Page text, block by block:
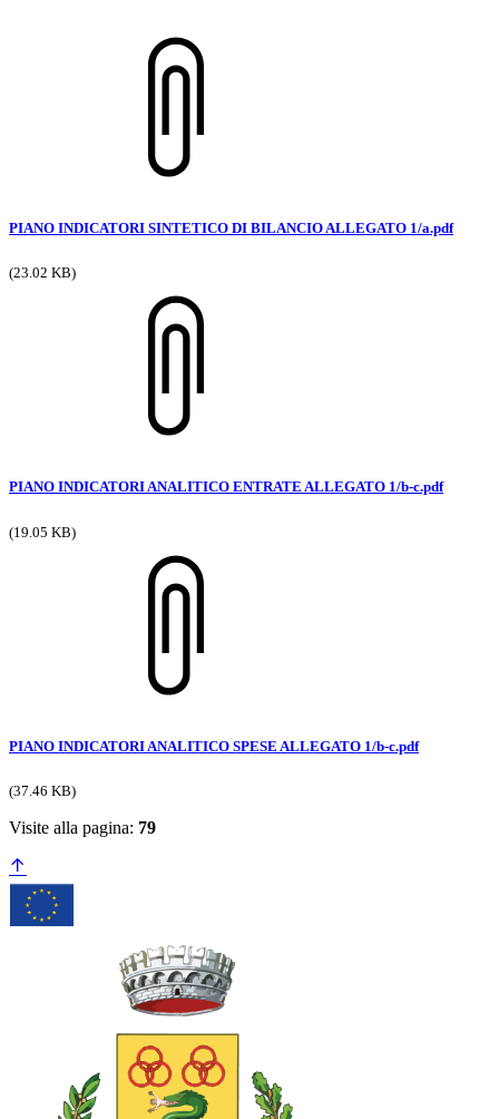
PIANO INDICATORI SINTETICO DI BILANCIO ALLEGATO 1/a.pdf
(23.02 KB)
PIANO INDICATORI ANALITICO ENTRATE ALLEGATO 1/b-c.pdf
(19.05 KB)
PIANO INDICATORI ANALITICO SPESE ALLEGATO 1/b-c.pdf
(37.46 KB)
Visite alla pagina: 79